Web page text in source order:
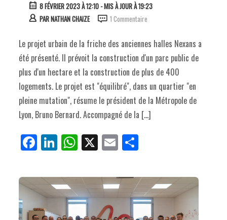
8 FÉVRIER 2023 À 12:10- MIS À JOUR À 19:23
PARNATHAN CHAIZE 1 Commentaire
Le projet urbain de la friche des anciennes halles Nexans a
été présenté. Il prévoit la construction d'un parc public de
plus d'un hectare et la construction de plus de 400
logements. Le projet est "équilibré", dans un quartier "en
pleine mutation", résume le président de la Métropole de
Lyon, Bruno Bernard. Accompagné de la […]
Fa
ce
bo
ok
Li
nk
ed
In
W
ha
ts
Ap
p
X E
m
ail
Pa
ag
er